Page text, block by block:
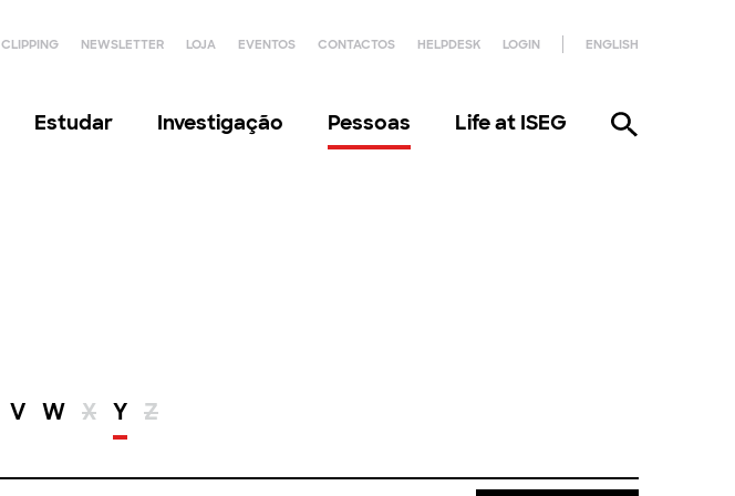
CLIPPING NEWSLETTER LOJA EVENTOS CONTACTOS HELPDESK LOGIN ENGLISH
Estudar Investigação Pessoas Life at ISEG
V W X Y Z